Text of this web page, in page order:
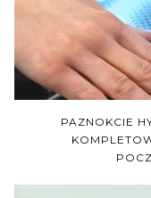
PAZNOKCIE